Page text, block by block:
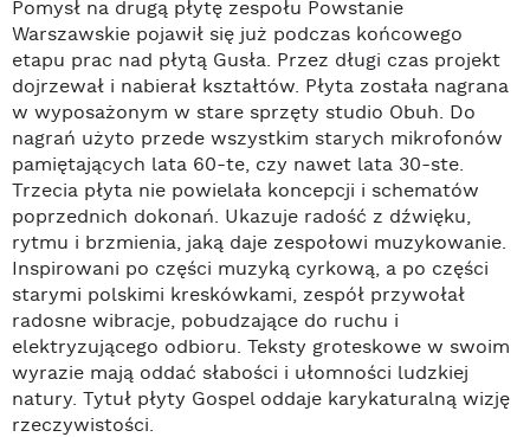
Pomysł na drugą płytę zespołu Powstanie
Warszawskie pojawił się już podczas końcowego
etapu prac nad płytą Gusła. Przez długi czas projekt
dojrzewał i nabierał kształtów. Płyta została nagrana
w wyposażonym w stare sprzęty studio Obuh. Do
nagrań użyto przede wszystkim starych mikrofonów
pamiętających lata 60-te, czy nawet lata 30-ste.
Trzecia płyta nie powielała koncepcji i schematów
poprzednich dokonań. Ukazuje radość z dźwięku,
rytmu i brzmienia, jaką daje zespołowi muzykowanie.
Inspirowani po części muzyką cyrkową, a po części
starymi polskimi kreskówkami, zespół przywołał
radosne wibracje, pobudzające do ruchu i
elektryzującego odbioru. Teksty groteskowe w swoim
wyrazie mają oddać słabości i ułomności ludzkiej
natury. Tytuł płyty Gospel oddaje karykaturalną wizję
rzeczywistości.